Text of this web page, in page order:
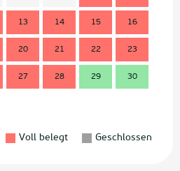
13 14 15 16
20 21 22 23
27 28 29 30
Voll belegt Geschlossen